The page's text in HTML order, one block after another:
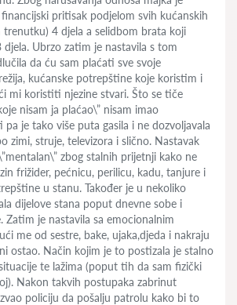
pritisak podjelom svih kućanskih
4 djela a selidbom brata koji
djela. Ubrzo zatim je nastavila s tom
da ću sam plaćati sve svoje
kućanske potrepštine koje koristim i
mi koristiti njezine stvari. Što se tiče
nisam ja plaćao\” nisam imao
je tako više puta gasila i ne dozvoljavala
zimi, struje, televizora i slično. Nastavak
zbog stalnih prijetnji kako ne
frižider, pećnicu, perilicu, kadu, tanjure i
u stanu. Također je u nekoliko
dijelove stana poput dnevne sobe i
Zatim je nastavila sa emocionalnim
me od sestre, bake, ujaka,djeda i nakraju
ostao. Način kojim je to postizala je stalno
te lažima (poput tih da sam fizički
Nakon takvih postupaka zabrinut
policiju da pošalju patrolu kako bi to